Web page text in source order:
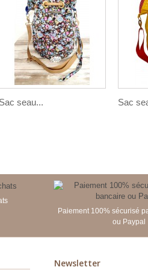
seau... Sac
Paiement 100% sécurisé
ou Paypal
Newsletter